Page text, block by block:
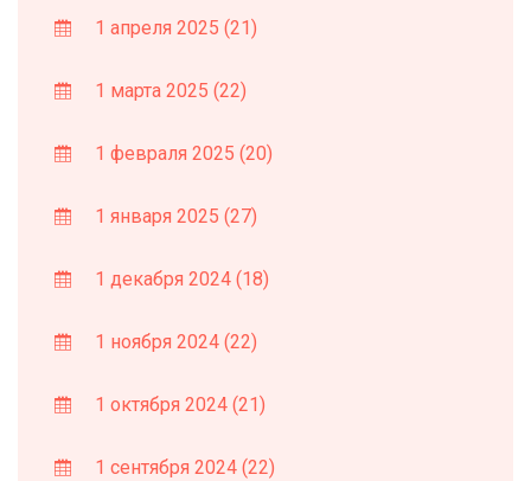
1 апреля 2025 (21)
1 марта 2025 (22)
1 февраля 2025 (20)
1 января 2025 (27)
1 декабря 2024 (18)
1 ноября 2024 (22)
1 октября 2024 (21)
1 сентября 2024 (22)